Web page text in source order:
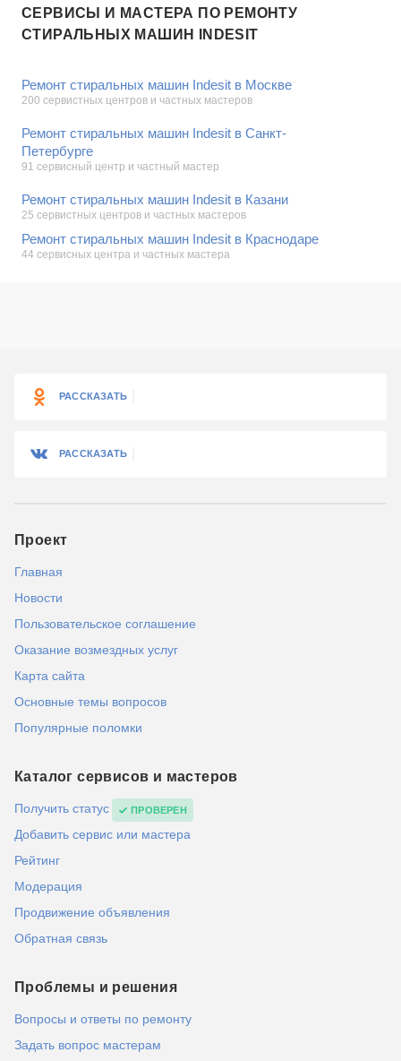
СЕРВИСЫ И МАСТЕРА ПО РЕМОНТУ
СТИРАЛЬНЫХ МАШИН INDESIT
Ремонт стиральных машин Indesit в Москве
200 сервистных центров и частных мастеров
Ремонт стиральных машин Indesit в Санкт-
Петербурге
91 сервисный центр и частный мастер
Ремонт стиральных машин Indesit в Казани
25 сервистных центров и частных мастеров
Ремонт стиральных машин Indesit в Краснодаре
44 сервисных центра и частных мастера
РАССКАЗАТЬ
РАССКАЗАТЬ
Проект
Главная
Новости
Пользовательское соглашение
Оказание возмездных услуг
Карта сайта
Основные темы вопросов
Популярные поломки
Каталог сервисов и мастеров
Получить статус ПРОВЕРЕН
Добавить сервис или мастера
Рейтинг
Модерация
Продвижение объявления
Обратная связь
Проблемы и решения
Вопросы и ответы по ремонту
Задать вопрос мастерам